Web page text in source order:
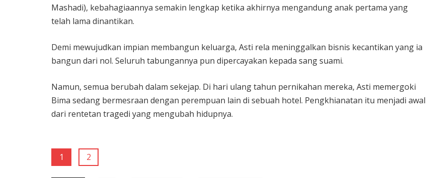
Mashadi), kebahagiaannya semakin lengkap ketika akhirnya mengandung anak pertama yang
telah lama dinantikan.
Demi mewujudkan impian membangun keluarga, Asti rela meninggalkan bisnis kecantikan yang ia
bangun dari nol. Seluruh tabungannya pun dipercayakan kepada sang suami.
Namun, semua berubah dalam sekejap. Di hari ulang tahun pernikahan mereka, Asti memergoki
Bima sedang bermesraan dengan perempuan lain di sebuah hotel. Pengkhianatan itu menjadi awal
dari rentetan tragedi yang mengubah hidupnya.
1 2